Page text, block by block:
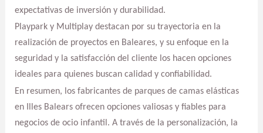
expectativas de inversión y durabilidad.
Playpark y Multiplay destacan por su trayectoria en la
realización de proyectos en Baleares, y su enfoque en la
seguridad y la satisfacción del cliente los hacen opciones
ideales para quienes buscan calidad y confiabilidad.
En resumen, los fabricantes de parques de camas elásticas
en Illes Balears ofrecen opciones valiosas y fiables para
negocios de ocio infantil. A través de la personalización, la